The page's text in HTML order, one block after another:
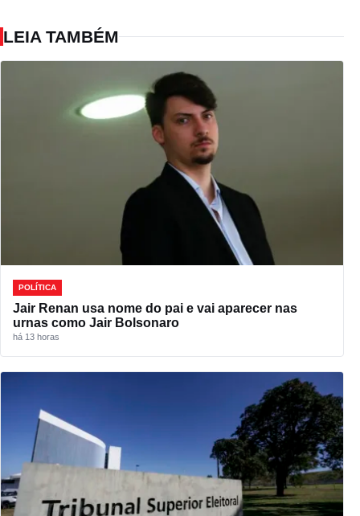
LEIA TAMBÉM
POLÍTICA
Jair Renan usa nome do pai e vai aparecer nas
urnas como Jair Bolsonaro
há 13 horas